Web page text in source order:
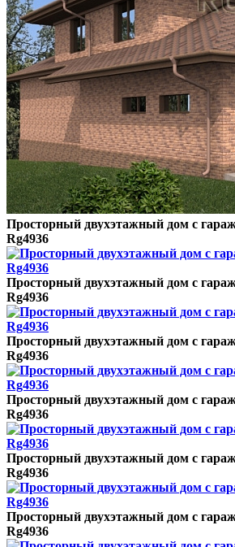
Просторный двухэтажный дом с
Rg4936
Просторный двухэтажный дом с
Rg4936
Просторный двухэтажный дом с
Rg4936
Просторный двухэтажный дом с
Rg4936
Просторный двухэтажный дом с
Rg4936
Просторный двухэтажный дом с
Rg4936